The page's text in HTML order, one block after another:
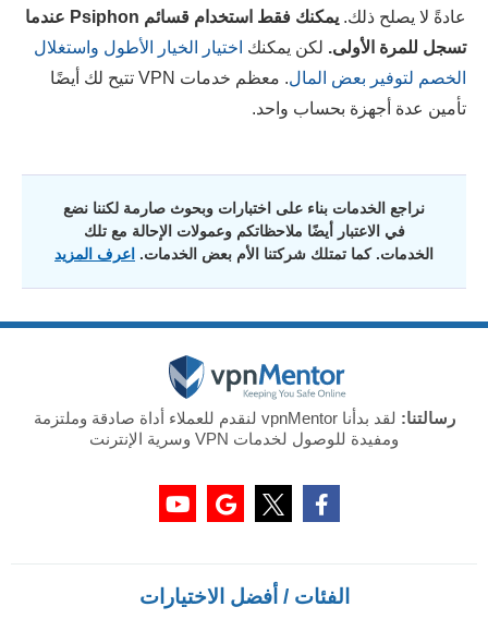
عادةً لا يصلح ذلك. يمكنك فقط استخدام قسائم Psiphon عندما
تسجل للمرة الأولى. لكن يمكنك اختيار الخيار الأطول واستغلال
الخصم لتوفير بعض المال
. معظم خدمات VPN تتيح لك أيضًا
تأمين عدة أجهزة بحساب واحد.
نراجع الخدمات بناء على اختبارات وبحوث صارمة لكننا نضع
في الاعتبار أيضًا ملاحظاتكم وعمولات الإحالة مع تلك
الخدمات. كما تمتلك شركتنا الأم بعض الخدمات. اعرف المزيد
رسالتنا:
لقد بدأنا vpnMentor لنقدم للعملاء أداة صادقة وملتزمة
ومفيدة للوصول لخدمات VPN وسرية الإنترنت
الفئات / أفضل الاختيارات